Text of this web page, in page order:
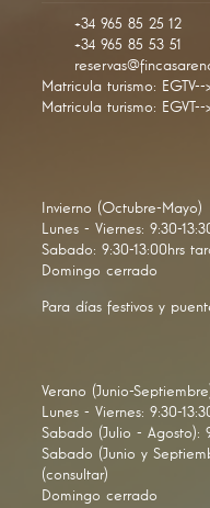
+34 965 85 25 12
+34 965 85 53 51
Matricula turismo: EGTV--
Matricula turismo: EGVT--
Invierno (Octubre-Mayo)
Lunes - Viernes: 9:30-
Sabado: 9:30-13:00hrs
Domingo cerrado
Para días festivos y
Verano (Junio-
Lunes - Viernes: 9:30-
Sabado (Julio - Agosto):
Sabado (Junio y
(consultar)
Domingo cerrado